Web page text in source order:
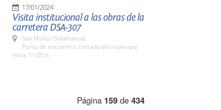
17/01/2024
Visita institucional a las obras de la
carretera DSA-307
San Muñoz (Salamanca)
Punto de encuentro: Entrada del municipio
Hora: 11:00 h.
Página 159de 434